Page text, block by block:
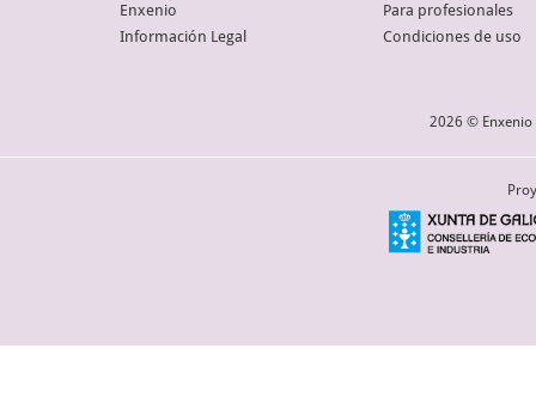
Enxenio
Información Legal
Para profesionales
Condiciones de uso
2026 © Enxenio